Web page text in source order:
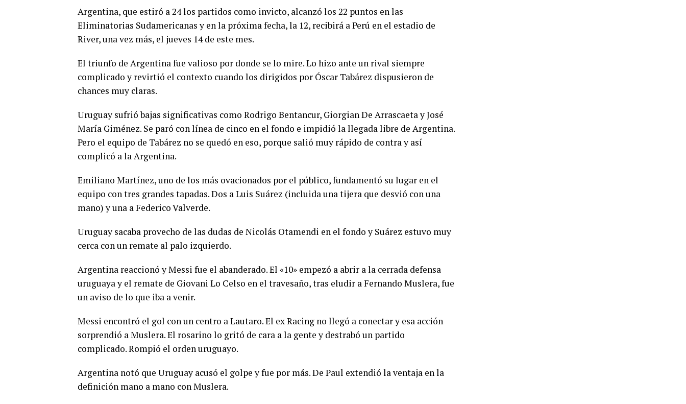
Argentina, que estiró a 24 los partidos como invicto, alcanzó los 22 puntos en las
Eliminatorias Sudamericanas y en la próxima fecha, la 12, recibirá a Perú en el estadio de
River, una vez más, el jueves 14 de este mes.
El triunfo de Argentina fue valioso por donde se lo mire. Lo hizo ante un rival siempre
complicado y revirtió el contexto cuando los dirigidos por Óscar Tabárez dispusieron de
chances muy claras.
Uruguay sufrió bajas significativas como Rodrigo Bentancur, Giorgian De Arrascaeta y José
María Giménez. Se paró con línea de cinco en el fondo e impidió la llegada libre de Argentina.
Pero el equipo de Tabárez no se quedó en eso, porque salió muy rápido de contra y así
complicó a la Argentina.
Emiliano Martínez, uno de los más ovacionados por el público, fundamentó su lugar en el
equipo con tres grandes tapadas. Dos a Luis Suárez (incluida una tijera que desvió con una
mano) y una a Federico Valverde.
Uruguay sacaba provecho de las dudas de Nicolás Otamendi en el fondo y Suárez estuvo muy
cerca con un remate al palo izquierdo.
Argentina reaccionó y Messi fue el abanderado. El «10» empezó a abrir a la cerrada defensa
uruguaya y el remate de Giovani Lo Celso en el travesaño, tras eludir a Fernando Muslera, fue
un aviso de lo que iba a venir.
Messi encontró el gol con un centro a Lautaro. El ex Racing no llegó a conectar y esa acción
sorprendió a Muslera. El rosarino lo gritó de cara a la gente y destrabó un partido
complicado. Rompió el orden uruguayo.
Argentina notó que Uruguay acusó el golpe y fue por más. De Paul extendió la ventaja en la
definición mano a mano con Muslera.